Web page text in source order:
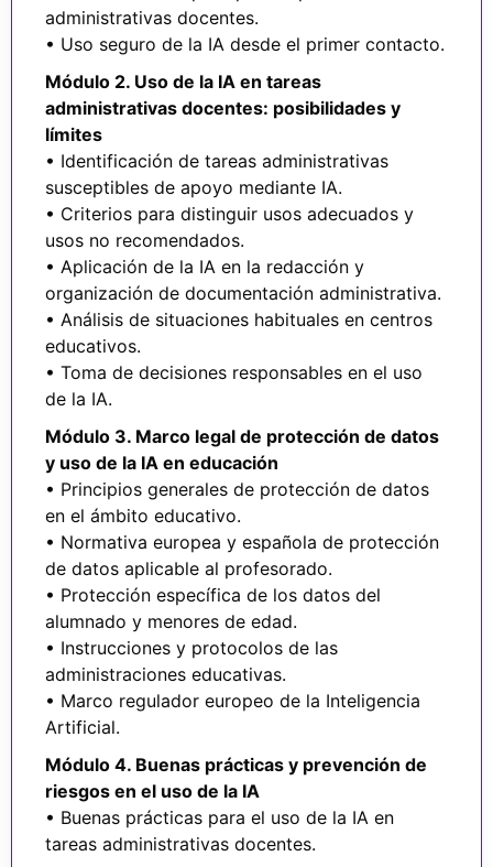
administrativas docentes.
• Uso seguro de la IA desde el primer contacto.
Módulo 2. Uso de la IA en tareas
administrativas docentes: posibilidades y
límites
• Identificación de tareas administrativas
susceptibles de apoyo mediante IA.
• Criterios para distinguir usos adecuados y
usos no recomendados.
• Aplicación de la IA en la redacción y
organización de documentación administrativa.
• Análisis de situaciones habituales en centros
educativos.
• Toma de decisiones responsables en el uso
de la IA.
Módulo 3. Marco legal de protección de datos
y uso de la IA en educación
• Principios generales de protección de datos
en el ámbito educativo.
• Normativa europea y española de protección
de datos aplicable al profesorado.
• Protección específica de los datos del
alumnado y menores de edad.
• Instrucciones y protocolos de las
administraciones educativas.
• Marco regulador europeo de la Inteligencia
Artificial.
Módulo 4. Buenas prácticas y prevención de
riesgos en el uso de la IA
• Buenas prácticas para el uso de la IA en
tareas administrativas docentes.